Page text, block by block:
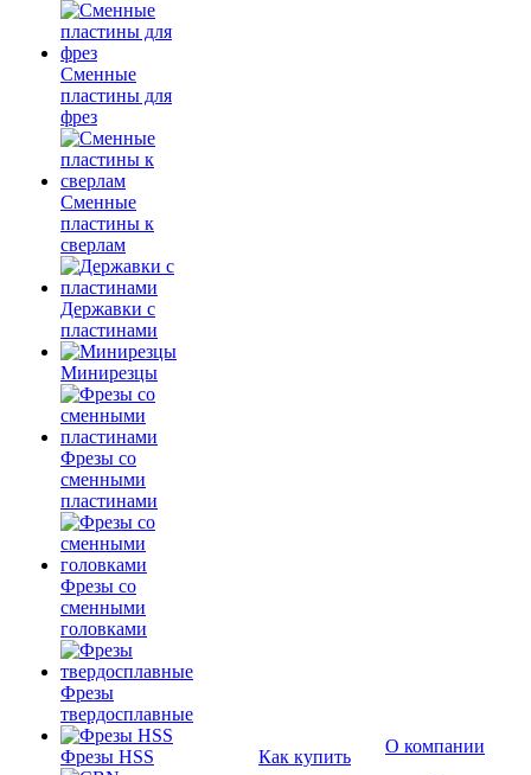
Сменные
пластины для
фрез
Сменные
пластины к
сверлам
Державки с
пластинами
Минирезцы
Фрезы со
сменными
пластинами
Фрезы со
сменными
головками
Фрезы
твердосплавные
Фрезы HSS
Как купить
О компании